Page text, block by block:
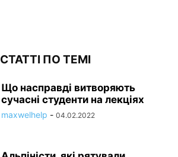
СТАТТІ ПО ТЕМІ
Що насправді витворяють
сучасні студенти на лекціях
maxwelhelp - 04.02.2022